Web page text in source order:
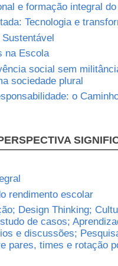
e formação integral
Tecnologia e
na Escola
social sem
sociedade plural
o
rendimento escolar
Design Thinking;
de casos;
e discussões;
pares, times e rotação